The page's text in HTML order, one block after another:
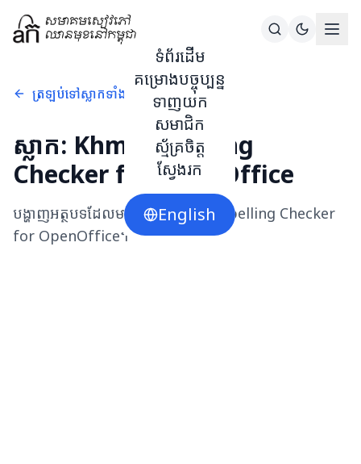
ទំព័រដើម
គម្រោងបច្ចុប្បន្ន
ទាញយក
សមាជិក
ស្ម័គ្រចិត្ត
ស្វែងរក
English
ត្រឡប់ទៅស្លាកទាំងអស់
ស្លាក: Khmer Spelling
Checker for OpenOffice
បង្ហាញអត្ថបទដែលមានស្លាកKhmer Spelling Checker
for OpenOffice។